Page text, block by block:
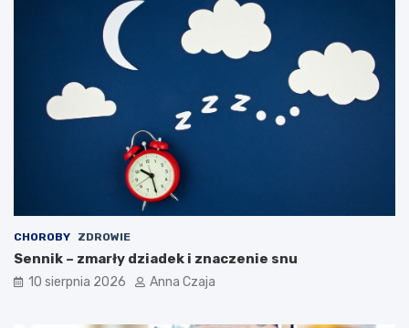
CHOROBY ZDROWIE
Sennik – zmarły dziadek i znaczenie snu
10 sierpnia 2026 Anna Czaja